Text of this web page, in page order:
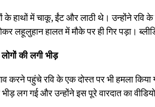
के हाथों में चाकू, ईंट और लाठी थे। उन्होंने रवि
लहूलुहान हालत में मौके पर ही गिर पड़ा।
की लगी भीड़
करने पहुंचे रवि के एक दोस्त पर भी हमला
भीड़ लग गई और उन्होंने इस पूरे वारदात का